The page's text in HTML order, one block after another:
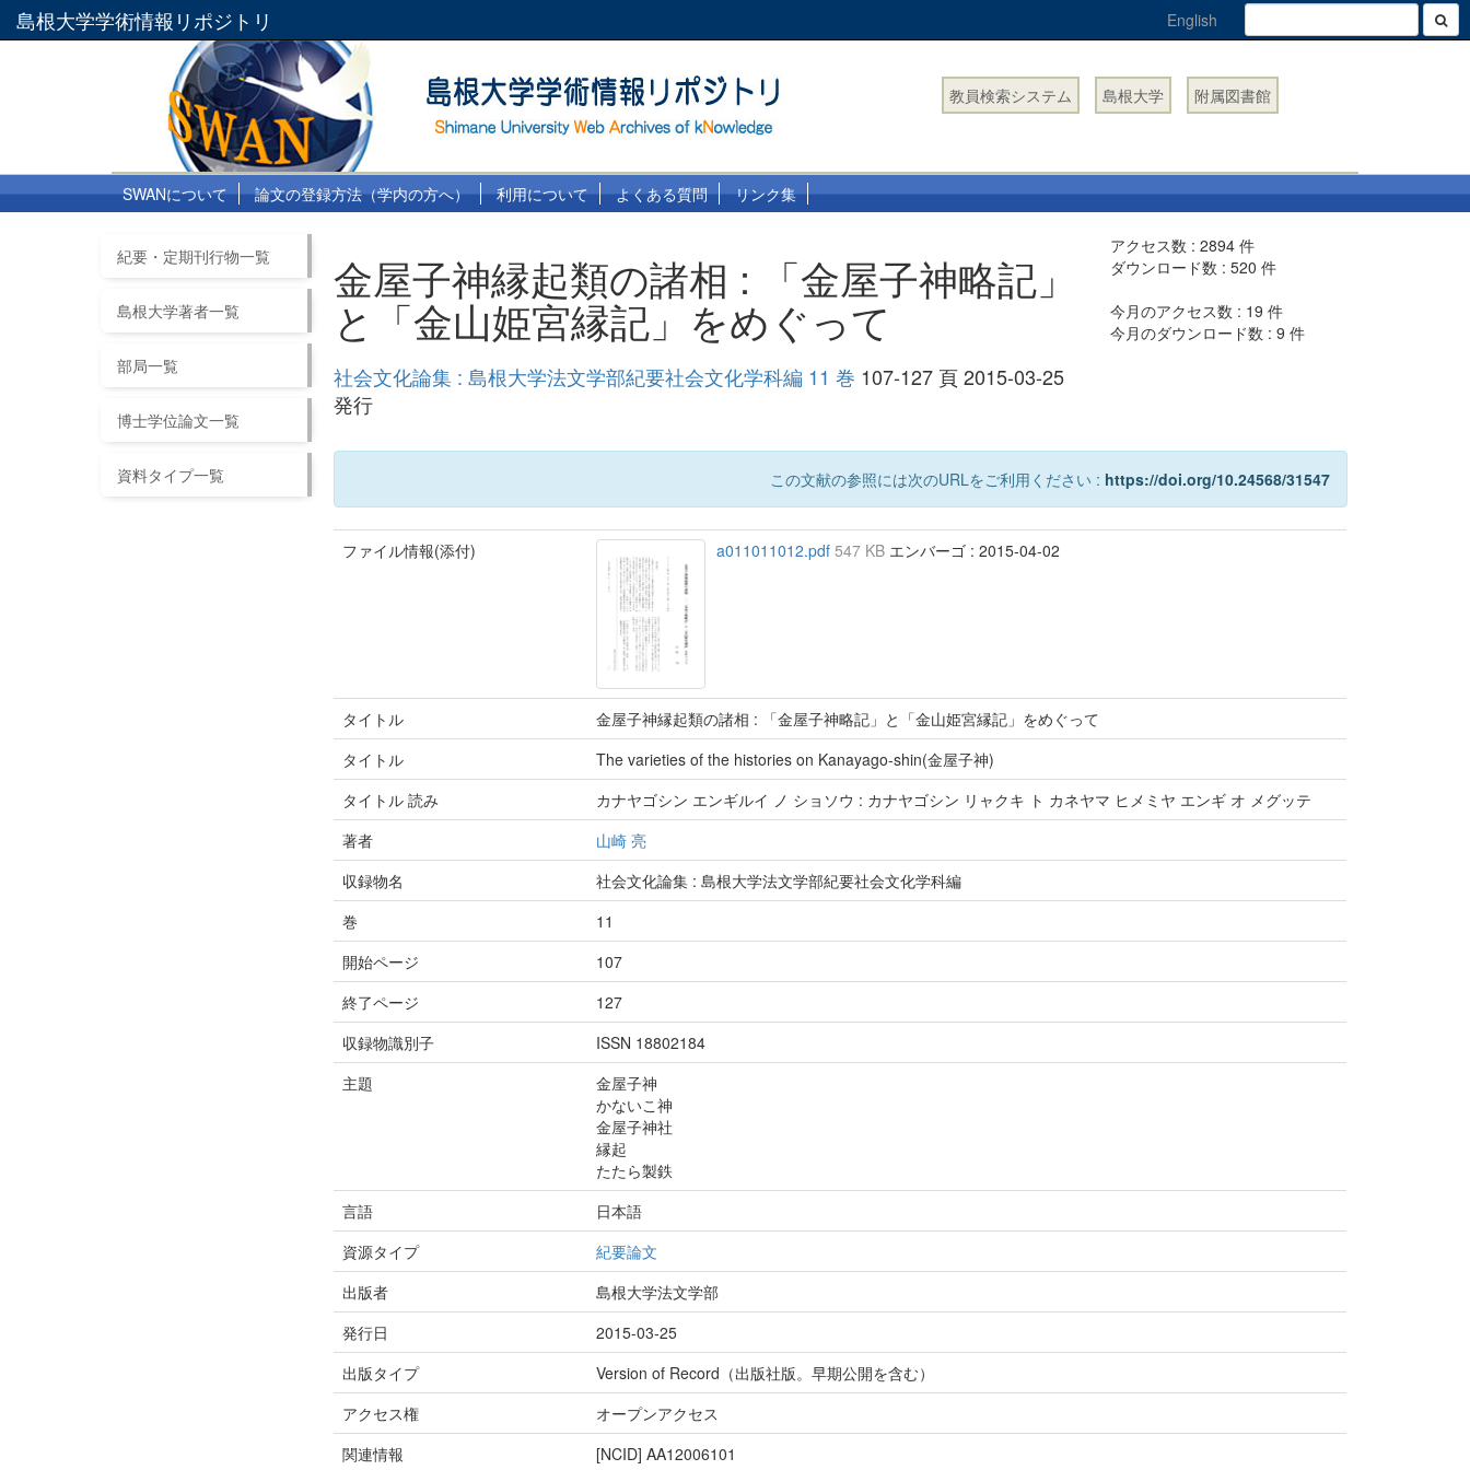
島根大学学術情報リポジトリ English
教員検索システム 島根大学 附属図書館
SWANについて 論文の登録方法（学内の方へ） 利用について よくある質問 リンク集
紀要・定期刊行物一覧
島根大学著者一覧
部局一覧
博士学位論文一覧
資料タイプ一覧
金屋子神縁起類の諸相 : 「金屋子神略記」
と「金山姫宮縁記」をめぐって
社会文化論集 : 島根大学法文学部紀要社会文化学科編 11 巻 107-127 頁 2015-03-25
発行
アクセス数 :2894 件
ダウンロード数 :520 件
今月のアクセス数 : 19 件
今月のダウンロード数 :9 件
この文献の参照には次のURLをご利用ください : https://doi.org/10.24568/31547
ファイル情報(添付) a011011012.pdf547 KB エンバーゴ : 2015-04-02
タイトル
金屋子神縁起類の諸相 : 「金屋子神略記」と「金山姫宮縁記」をめぐって
タイトル
The varieties of the histories on Kanayago-shin(金屋子神)
タイトル 読み
カナヤゴシン エンギルイ ノ ショソウ : カナヤゴシン リャクキ ト カネヤマ ヒメミヤ エンギ オ メグッテ
著者
山崎 亮
収録物名
社会文化論集 : 島根大学法文学部紀要社会文化学科編
巻
11
開始ページ
107
終了ページ
127
収録物識別子
ISSN 18802184
主題
金屋子神
かないこ神
金屋子神社
縁起
たたら製鉄
言語
日本語
資源タイプ
紀要論文
出版者
島根大学法文学部
発行日
2015-03-25
出版タイプ
Version of Record（出版社版。早期公開を含む）
アクセス権
オープンアクセス
関連情報
[NCID] AA12006101